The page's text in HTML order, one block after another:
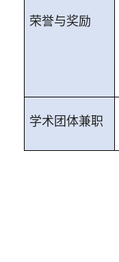
荣誉与奖励
学术团体兼职